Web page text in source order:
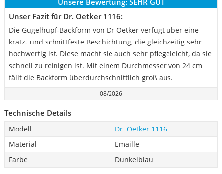
Unsere Bewertung: SEHR GUT
Unser Fazit für Dr. Oetker 1116:
Die Gugelhupf-Backform von Dr Oetker verfügt über eine
kratz- und schnittfeste Beschichtung, die gleichzeitig sehr
hochwertig ist. Diese macht sie auch sehr pflegeleicht, da sie
schnell zu reinigen ist. Mit einem Durchmesser von 24 cm
fällt die Backform überdurchschnittlich groß aus.
08/2026
Technische Details
Modell
Dr. Oetker 1116
Material
Emaille
Farbe
Dunkelblau